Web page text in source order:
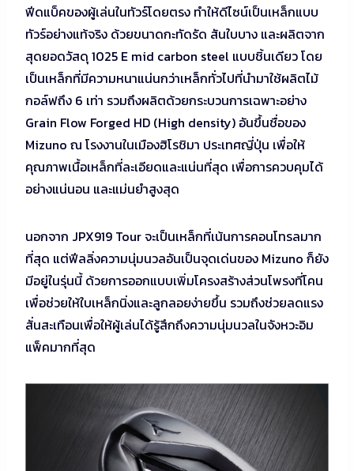
ฟีดแบ็คของผู้เล่นในทัวร์โดยตรง ทำให้ดีไซน์เป็นเหล็กแบบ
ทัวร์อย่างแท้จริง ด้วยขนาดกะทัดรัด สันใบบาง และผลิตจาก
สุดยอดวัสดุ 1025 E mid carbon steel แบบชิ้นเดียว โดย
เป็นเหล็กที่มีความหนาแน่นกว่าเหล็กทั่วไปที่นำมาใช้ผลิตไม้
กอล์ฟถึง 6 เท่า รวมถึงผลิตด้วยกระบวนการเฉพาะอย่าง
Grain Flow Forged HD (High density) อันขึ้นชื่อของ
Mizuno ณ โรงงานในเมืองฮิโรชิมา ประเทศญี่ปุ่น เพื่อให้
คุณภาพเนื้อเหล็กที่ละเอียดและแน่นที่สุด เพื่อการควบคุมได้
อย่างแน่นอน และแม่นยําสูงสุด
นอกจาก JPX919 Tour จะเป็นเหล็กที่เน้นการคอนโทรลมาก
ที่สุด แต่ฟีลลิ่งความนุ่มนวลอันเป็นจุดเด่นของ Mizuno ก็ยัง
มีอยู่ในรุ่นนี้ ด้วยการออกแบบเพิ่มโครงสร้างส่วนโพรงที่โคน
เพื่อช่วยให้ใบเหล็กนิ่งและลูกลอยง่ายขึ้น รวมถึงช่วยลดแรง
สั่นสะเทือนเพื่อให้ผู้เล่นได้รู้สึกถึงความนุ่มนวลในจังหวะอิม
แพ็คมากที่สุด